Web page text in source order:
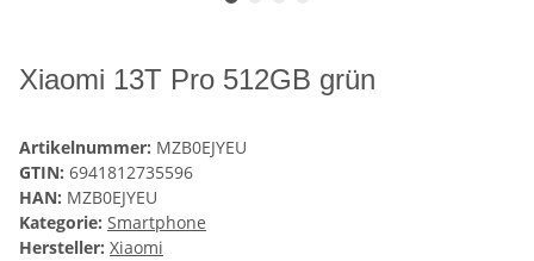
Xiaomi 13T Pro 512GB grün
Artikelnummer: MZB0EJYEU
GTIN: 6941812735596
HAN: MZB0EJYEU
Kategorie: Smartphone
Hersteller: Xiaomi